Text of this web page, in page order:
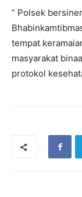
” Polsek
tempat
masyarakat
protokol